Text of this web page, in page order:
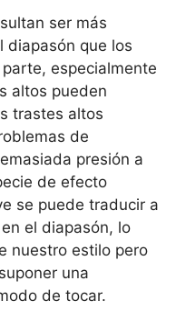
ser más
diapasón que los
especialmente
altos pueden
trastes altos
de
presión a
de efecto
se puede traducir a
el diapasón, lo
nuestro estilo pero
una
de tocar.